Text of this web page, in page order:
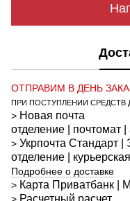
ОТПРАВИМ В ДЕНЬ
ПРИ ПОСТУПЛЕНИИ СРЕДСТВ
> Новая почта
отделение | почтомат
> Укрпочта Стандарт
отделение |
Подробнее о доставке
> Карта Приватбанк |
> Расчетный расчет